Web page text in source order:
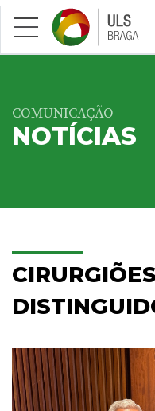
Saltar para conteúdo
COMUNICAÇÃO
NOTÍCIAS